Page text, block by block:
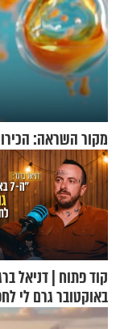
מקור השראה:
באוקטובר גרם לי
תשובות"